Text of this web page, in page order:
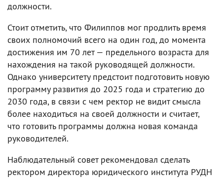
должности.
Стоит отметить, что Филиппов мог продлить время
своих полномочий всего на один год, до момента
достижения им 70 лет — предельного возраста для
нахождения на такой руководящей должности.
Однако университету предстоит подготовить новую
программу развития до 2025 года и стратегию до
2030 года, в связи с чем ректор не видит смысла
более находиться на своей должности и считает,
что готовить программы должна новая команда
руководителей.
Наблюдательный совет рекомендовал сделать
ректором директора юридического института РУДН